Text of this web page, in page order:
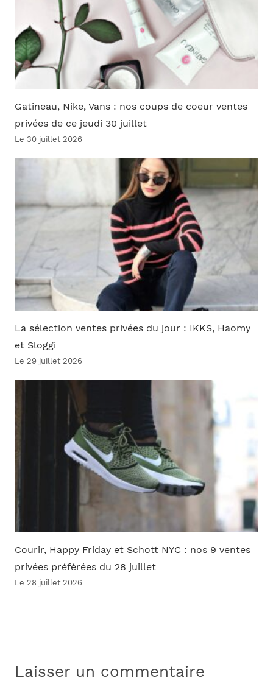
Gatineau, Nike, Vans : nos coups de coeur ventes
privées de ce jeudi 30 juillet
Le 30 juillet 2026
La sélection ventes privées du jour : IKKS, Haomy
et Sloggi
Le 29 juillet 2026
Courir, Happy Friday et Schott NYC : nos 9 ventes
privées préférées du 28 juillet
Le 28 juillet 2026
Laisser un commentaire